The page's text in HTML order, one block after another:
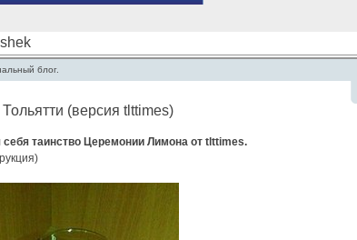
блог.
(версия tlttimes)
себя таинство Церемонии Лимона от tlttimes.